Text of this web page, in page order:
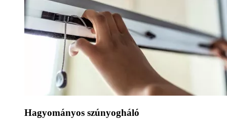
Hagyományos szúnyogháló